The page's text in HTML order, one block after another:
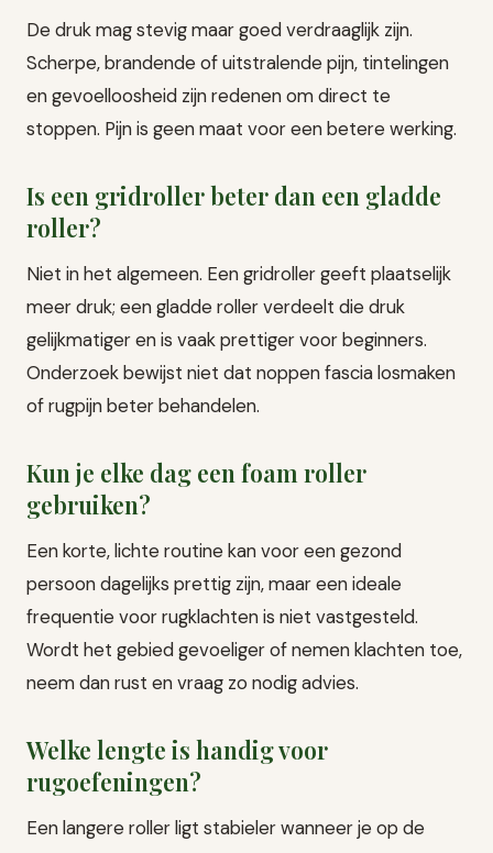
De druk mag stevig maar goed verdraaglijk zijn.
Scherpe, brandende of uitstralende pijn, tintelingen
en gevoelloosheid zijn redenen om direct te
stoppen. Pijn is geen maat voor een betere werking.
Is een gridroller beter dan een gladde
roller?
Niet in het algemeen. Een gridroller geeft plaatselijk
meer druk; een gladde roller verdeelt die druk
gelijkmatiger en is vaak prettiger voor beginners.
Onderzoek bewijst niet dat noppen fascia losmaken
of rugpijn beter behandelen.
Kun je elke dag een foam roller
gebruiken?
Een korte, lichte routine kan voor een gezond
persoon dagelijks prettig zijn, maar een ideale
frequentie voor rugklachten is niet vastgesteld.
Wordt het gebied gevoeliger of nemen klachten toe,
neem dan rust en vraag zo nodig advies.
Welke lengte is handig voor
rugoefeningen?
Een langere roller ligt stabieler wanneer je op de